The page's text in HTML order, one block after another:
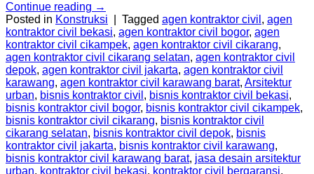
Continue reading →
Posted in Konstruksi Tagged agen kontraktor civil , agen
kontraktor civil bekasi, agen kontraktor civil bogor, agen
kontraktor civil cikampek, agen kontraktor civil cikarang,
agen kontraktor civil cikarang selatan, agen kontraktor civil
depok, agen kontraktor civil jakarta, agen kontraktor civil
karawang, agen kontraktor civil karawang barat, Arsitektur
urban, bisnis kontraktor civil , bisnis kontraktor civil bekasi,
bisnis kontraktor civil bogor, bisnis kontraktor civil cikampek,
bisnis kontraktor civil cikarang, bisnis kontraktor civil
cikarang selatan, bisnis kontraktor civil depok, bisnis
kontraktor civil jakarta, bisnis kontraktor civil karawang,
bisnis kontraktor civil karawang barat, jasa desain arsitektur
urban, kontraktor civil bekasi, kontraktor civil bergaransi,